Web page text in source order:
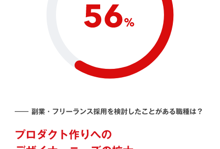
―― 副業・フリーランス採用を検討したことがある職種は？
プロダクト作りへの